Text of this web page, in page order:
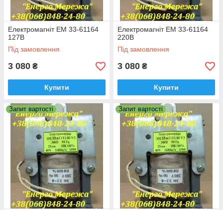
Електромагніт ЕМ 33-61164
127В
Під замовлення
3 080 ₴
Купити
Електромагніт ЕМ 33-61164
220В
Під замовлення
3 080 ₴
Купити
Запит вартості Запит вартості